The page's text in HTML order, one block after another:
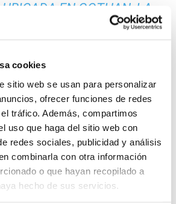
cookies
sitio web se usan para personalizar
ofrecer funciones de redes
tráfico. Además, compartimos
uso que haga del sitio web con
redes sociales, publicidad y análisis
combinarla con otra información
o que hayan recopilado a
hecho de sus servicios.
EN GOTHAN, LA
XYZ TIENE MÁS DE 2.000
MEJORAR LA VIDA EN
GOTHAN
deberías ir atu escritorio
y crear algunas nuevas con tu